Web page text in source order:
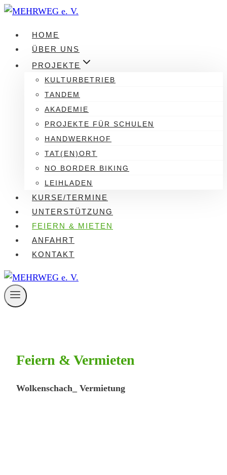
Zum
springenHOME
ÜBER UNS
PROJEKTE
KULTURBETRIEB
TANDEM
AKADEMIE
PROJEKTE FÜR SCHULEN
HANDWERKHOF
TAT(EN)ORT
NO BORDER BIKING
LEIHLADEN
KURSE/TERMINE
UNTERSTÜTZUNG
FEIERN & MIETEN
ANFAHRT
KONTAKT
Feiern & Vermieten
Wolkenschach_ Vermietung